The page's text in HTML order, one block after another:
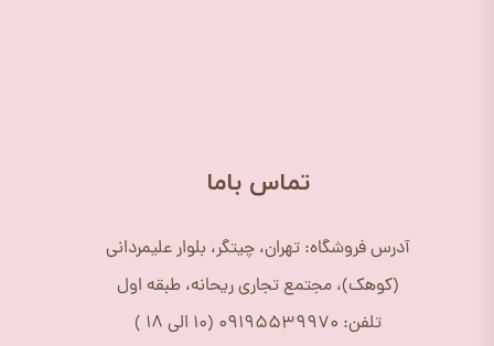
​تماس باما
آدرس فروشگاه: تهران، چیتگر، بلوار علیمردانی
(کوهک)، مجتمع تجاری ریحانه، طبقه اول
تلفن: 09195539970 (10 الی 18 )